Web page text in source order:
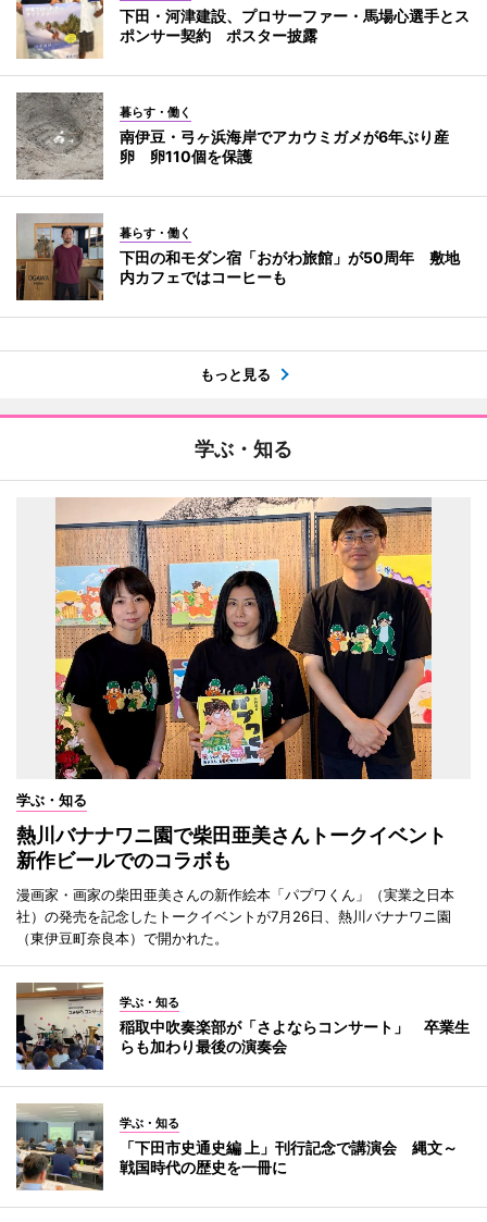
下田・河津建設、プロサーファー・馬場心選手とス
ポンサー契約 ポスター披露
暮らす・働く
南伊豆・弓ヶ浜海岸でアカウミガメが6年ぶり産
卵 卵110個を保護
暮らす・働く
下田の和モダン宿「おがわ旅館」が50周年 敷地
内カフェではコーヒーも
もっと見る
学ぶ・知る
学ぶ・知る
熱川バナナワニ園で柴田亜美さんトークイベント
新作ビールでのコラボも
漫画家・画家の柴田亜美さんの新作絵本「パプワくん」（実業之日本
社）の発売を記念したトークイベントが7月26日、熱川バナナワニ園
（東伊豆町奈良本）で開かれた。
学ぶ・知る
稲取中吹奏楽部が「さよならコンサート」 卒業生
らも加わり最後の演奏会
学ぶ・知る
「下田市史通史編 上」刊行記念で講演会 縄文～
戦国時代の歴史を一冊に